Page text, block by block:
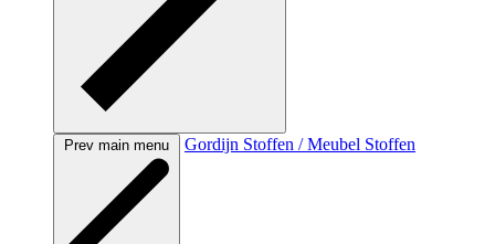
Prev main menu Gordijn Stoffen / Meubel Stoffen